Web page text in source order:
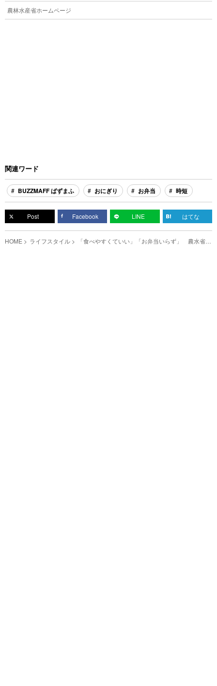
農林水産省ホームページ
関連ワード
BUZZMAFF ばずまふ おにぎり お弁当 時短
Post Facebook LINE はてな
HOME ライフスタイル 「食べやすくていい」「お弁当いらず」 農水省が
教える新感覚おにぎりがこちら